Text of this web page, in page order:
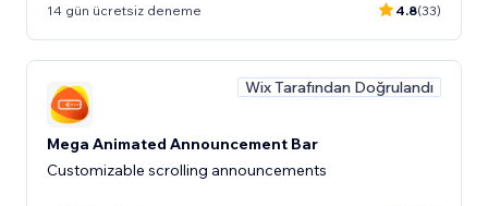
14 gün ücretsiz deneme 4.8(33)
Wix Tarafından Doğrulandı
Mega Animated Announcement Bar
Customizable scrolling announcements